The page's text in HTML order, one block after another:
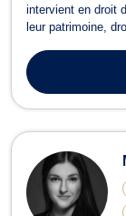
intervient en droit
leur patrimoine,
dispose d'une
relati...